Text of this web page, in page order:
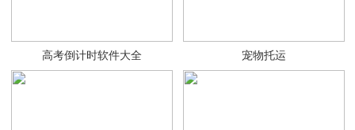
高考倒计时软件大全 宠物托运